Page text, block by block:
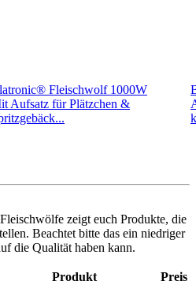
Fleischwolf 1000W
Aufsatz für Plätzchen &
zeigt euch Produkte, die
Beachtet bitte das ein niedriger
die Qualität haben kann.
Produkt Preis